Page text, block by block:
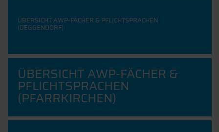
ÜBERSICHT AWP-FÄCHER & PFLICHTSPRACHEN
(DEGGENDORF)
ÜBERSICHT AWP-FÄCHER &
PFLICHTSPRACHEN
(PFARRKIRCHEN)